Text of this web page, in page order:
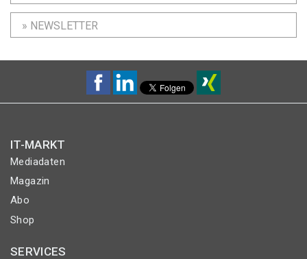
» NEWSLETTER
IT-MARKT
Mediadaten
Magazin
Abo
Shop
SERVICES